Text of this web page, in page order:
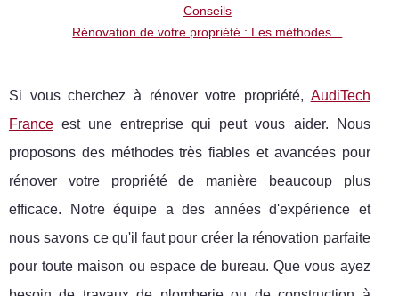
Conseils
Rénovation de votre propriété : Les méthodes...
Si vous cherchez à rénover votre propriété, AudiTech
France est une entreprise qui peut vous aider. Nous
proposons des méthodes très fiables et avancées pour
rénover votre propriété de manière beaucoup plus
efficace. Notre équipe a des années d'expérience et
nous savons ce qu'il faut pour créer la rénovation parfaite
pour toute maison ou espace de bureau. Que vous ayez